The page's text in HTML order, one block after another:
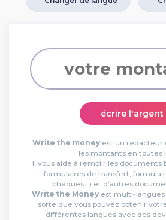
écrire l'argent
Write the moneyest un rédacteur
les montants en toutes
Il vous aide à remplir les documents
formulaires de transfert,
chèques...) et d'autres
Write the Moneyest multi-langues
sorte que vous pouvez obtenir
différentes langues avec des